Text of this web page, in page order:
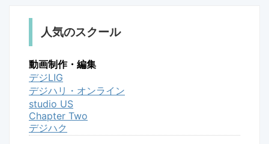
人気のスクール
動画制作・編集
デジLIG
デジハリ・オンライン
studio US
Chapter Two
デジハク